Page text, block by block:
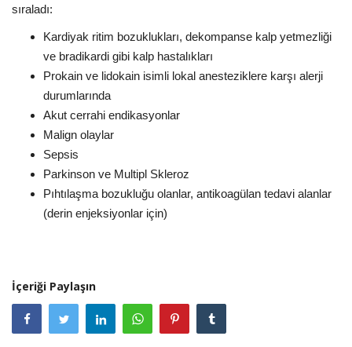
sıraladı:
Kardiyak ritim bozuklukları, dekompanse kalp yetmezliği
ve bradikardi gibi kalp hastalıkları
Prokain ve lidokain isimli lokal anesteziklere karşı alerji
durumlarında
Akut cerrahi endikasyonlar
Malign olaylar
Sepsis
Parkinson ve Multipl Skleroz
Pıhtılaşma bozukluğu olanlar, antikoagülan tedavi alanlar
(derin enjeksiyonlar için)
İçeriği Paylaşın